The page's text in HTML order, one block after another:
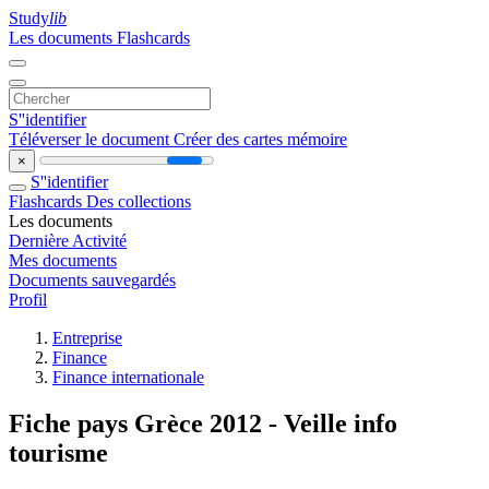
Studylib
Les documents Flashcards
S''identifier
Téléverser le document Créer des cartes mémoire
×
S''identifier
Flashcards Des collections
Les documents
Dernière Activité
Mes documents
Documents sauvegardés
Profil
Entreprise
Finance
Finance internationale
Fiche pays Grèce 2012 - Veille info
tourisme